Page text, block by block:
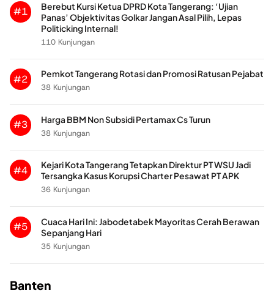
#1
Berebut Kursi Ketua DPRD Kota Tangerang: ‘Ujian
Panas’ Objektivitas Golkar Jangan Asal Pilih, Lepas
Politicking Internal!
110 Kunjungan
#2
Pemkot Tangerang Rotasi dan Promosi Ratusan Pejabat
38 Kunjungan
#3
Harga BBM Non Subsidi Pertamax Cs Turun
38 Kunjungan
#4
Kejari Kota Tangerang Tetapkan Direktur PT WSU Jadi
Tersangka Kasus Korupsi Charter Pesawat PT APK
36 Kunjungan
#5
Cuaca Hari Ini: Jabodetabek Mayoritas Cerah Berawan
Sepanjang Hari
35 Kunjungan
Banten